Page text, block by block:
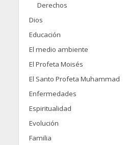
Derechos
Dios
Educación
El medio ambiente
El Profeta Moisés
El Santo Profeta Muhammad
Enfermedades
Espiritualidad
Evolución
Familia